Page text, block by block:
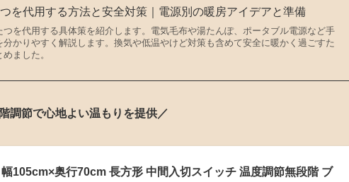
を代用する方法と安全対策｜電源別の暖房アイデアと準備
つを代用する具体策を紹介します。電気毛布や湯たんぽ、ポータブル電源など手
分かりやすく解説します。換気や低温やけど対策も含めて安全に暖かく過ごすた
ました。
調節で心地よい温もりを提供／
105cm×奥行70cm 長方形 中間入切スイッチ 温度調節無段階 ブ